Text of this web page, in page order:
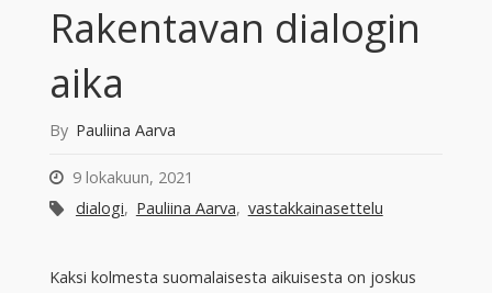
Rakentavan dialogin
aika
By Pauliina Aarva
9 lokakuun, 2021
dialogi, Pauliina Aarva, vastakkainasettelu
Kaksi kolmesta suomalaisesta aikuisesta on joskus